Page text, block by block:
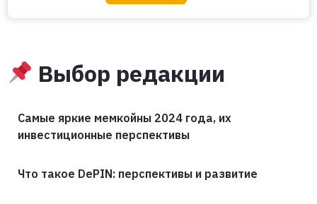
Выбор редакции
Самые яркие мемкойны 2024 года, их
инвестиционные перспективы
Что такое DePIN: перспективы и развитие